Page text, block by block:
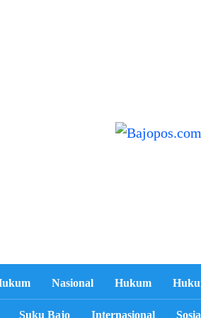
Nasional Hukum
Suku Bajo Internasional